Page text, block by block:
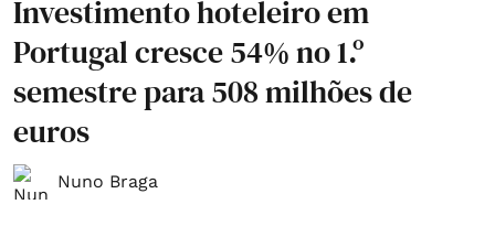
Investimento hoteleiro em
Portugal cresce 54% no 1.º
semestre para 508 milhões de
euros
Nuno Braga